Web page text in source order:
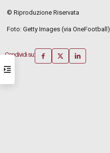
© Riproduzione Riservata
Foto: Getty Images (via OneFootball)
Condividi su: